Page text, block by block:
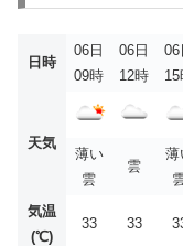
日時
06日
09時
06日
12時
06
15
天気
薄い
雲
雲
薄
気温
(℃)
33 33